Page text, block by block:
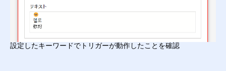
設定したキーワードでトリガーが動作したことを確認